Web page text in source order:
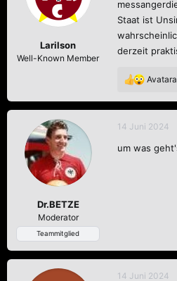
Was
Am
Vorsitz
Darum
e
n
:
Larilson
Well-Known Member
Staat ist
derzeit
R
a
k
i
Dr.BETZE
Moderator
Teammitglied
14 Juni 2024
um was
14 Juni 2024